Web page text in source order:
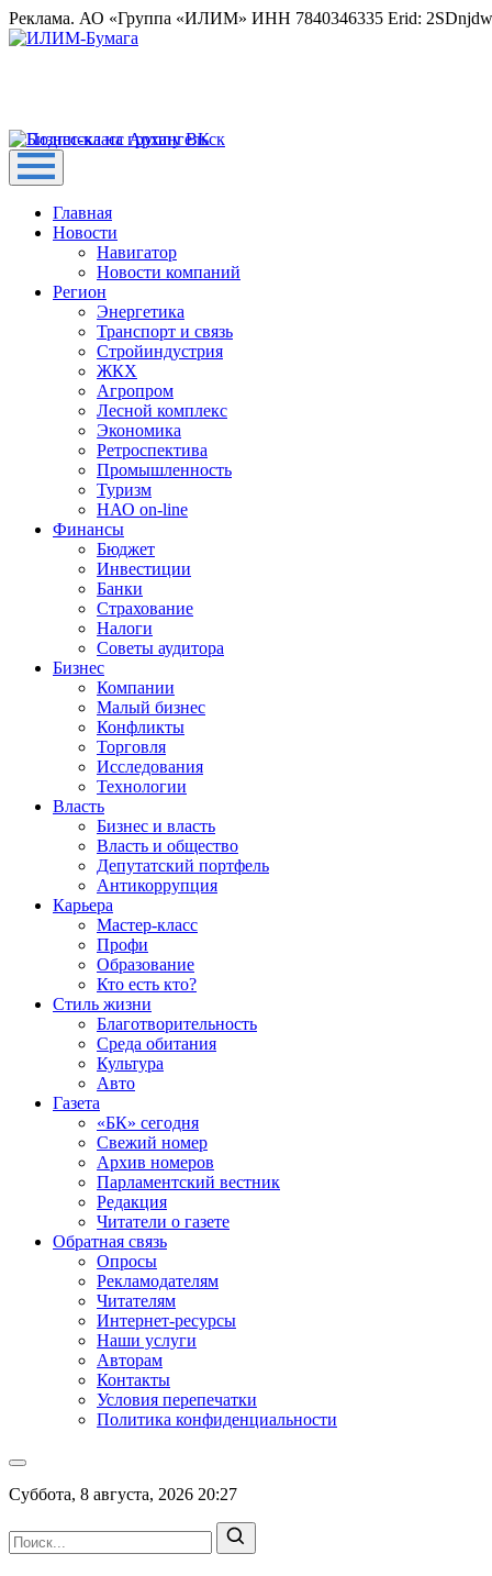
Реклама. АО «Группа «ИЛИМ» ИНН 7840346335 Erid:
Главная
Новости
Навигатор
Новости компаний
Регион
Энергетика
Транспорт и связь
Стройиндустрия
ЖКХ
Агропром
Лесной комплекс
Экономика
Ретроспектива
Промышленность
Туризм
НАО on-line
Финансы
Бюджет
Инвестиции
Банки
Страхование
Налоги
Советы аудитора
Бизнес
Компании
Малый бизнес
Конфликты
Торговля
Исследования
Технологии
Власть
Бизнес и власть
Власть и общество
Депутатский портфель
Антикоррупция
Карьера
Мастер-класс
Профи
Образование
Кто есть кто?
Стиль жизни
Благотворительность
Среда обитания
Культура
Авто
Газета
«БК» сегодня
Свежий номер
Архив номеров
Парламентский вестник
Редакция
Читатели о газете
Обратная связь
Опросы
Рекламодателям
Читателям
Интернет-ресурсы
Наши услуги
Авторам
Контакты
Условия перепечатки
Политика конфиденциальности
Суббота, 8 августа, 2026 20:27